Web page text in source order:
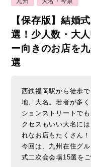
【保存版】結婚
選！少人数・大
ー向きのお店を
選
西鉄福岡駅から徒歩
地、大名。若者が多
ションストリートで
クセスもいい大名に
れなお店もたくさん！
今回は、九州在住グ
式二次会会場15選をご